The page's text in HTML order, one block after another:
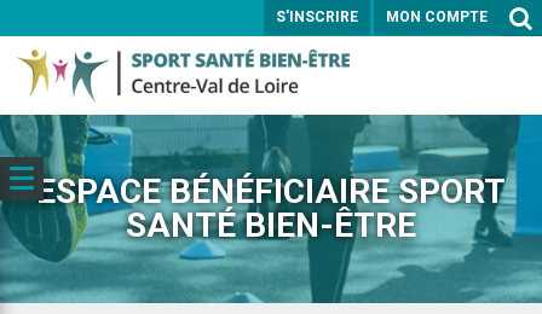
S'INSCRIRE MON COMPTE
ENVOYER
ESPACE BÉNÉFICIAIRE SPORT
SANTÉ BIEN-ÊTRE